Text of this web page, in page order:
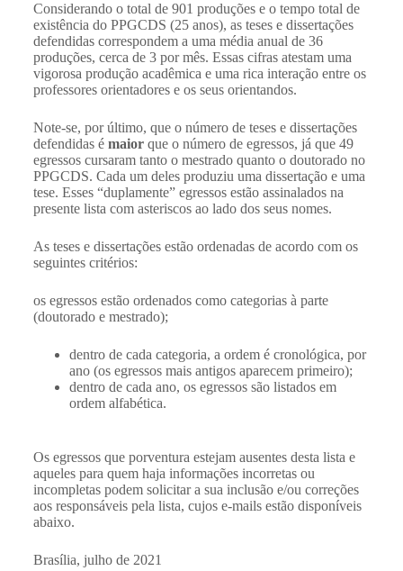
Considerando o total de 901 produções e o tempo total de
existência do PPGCDS (25 anos), as teses e dissertações
defendidas correspondem a uma média anual de 36
produções, cerca de 3 por mês. Essas cifras atestam uma
vigorosa produção acadêmica e uma rica interação entre os
professores orientadores e os seus orientandos.
Note-se, por último, que o número de teses e dissertações
defendidas émaiorque o número de egressos, já que 49
egressos cursaram tanto o mestrado quanto o doutorado no
PPGCDS. Cada um deles produziu uma dissertação e uma
tese. Esses “duplamente” egressos estão assinalados na
presente lista com asteriscos ao lado dos seus nomes.
As teses e dissertações estão ordenadas de acordo com os
seguintes critérios:
os egressos estão ordenados como categorias à parte
(doutorado e mestrado);
dentro de cada categoria, a ordem é cronológica, por
ano (os egressos mais antigos aparecem primeiro);
dentro de cada ano, os egressos são listados em
ordem alfabética.
Os egressos que porventura estejam ausentes desta lista e
aqueles para quem haja informações incorretas ou
incompletas podem solicitar a sua inclusão e/ou correções
aos responsáveis pela lista, cujos e-mails estão disponíveis
abaixo.
Brasília, julho de 2021